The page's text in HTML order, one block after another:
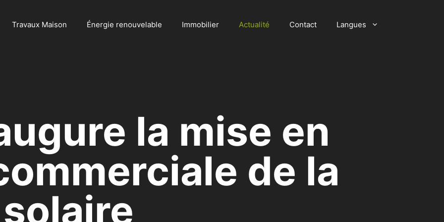
Travaux Maison Énergie renouvelable Immobilier Actualité Contact Langues
la mise en
de la